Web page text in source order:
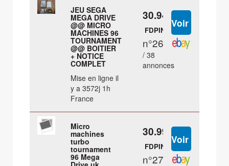
JEU SEGA
MEGA DRIVE
@@ MICRO
MACHINES 96
TOURNAMENT
@@ BOITIER
+ NOTICE
COMPLET
Mise en ligne il
y a 3572j 1h
France
30.94 €
FDPIN
n°26
/ 38
annonces
Micro
machines
turbo
tournament
96 Mega
30.99 €
FDPIN
n°27